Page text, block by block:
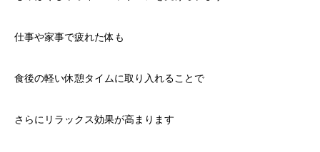
仕事や家事で疲れた体も
食後の軽い休憩タイムに取り入れることで
さらにリラックス効果が高まります